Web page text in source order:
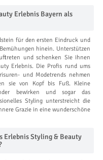
Erlebnis Bayern als
für den ersten Eindruck und
hinein. Unterstützen
und schenken Sie ihnen
Erlebnis. Die Profis rund ums
und Modetrends nehmen
sie von Kopf bis Fuß. Kleine
bewirken und sogar das
Styling unterstreicht die
Grazie in eine wunderschöne
Erlebnis Styling & Beauty